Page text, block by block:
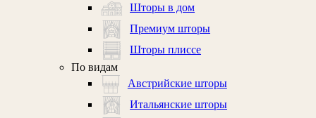
Шторы в дом
Премиум шторы
Шторы плиссе
По видам
Австрийские шторы
Итальянские шторы